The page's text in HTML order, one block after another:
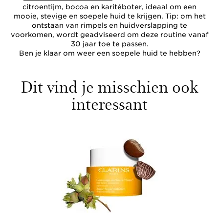
citroentijm, bocoa en karitéboter, ideaal om een
mooie, stevige en soepele huid te krijgen. Tip: om het
ontstaan van rimpels en huidverslapping te
voorkomen, wordt geadviseerd om deze routine vanaf
30 jaar toe te passen.
Ben je klaar om weer een soepele huid te hebben?
Dit vind je misschien ook
interessant